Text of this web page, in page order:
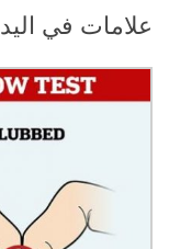
علامات في